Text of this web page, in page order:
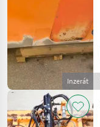
Inzerát